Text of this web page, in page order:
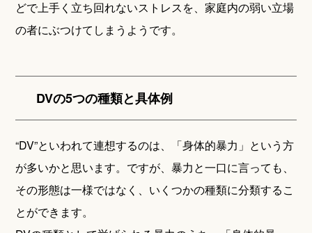
どで上手く立ち回れないストレスを、家庭内の弱い立場
の者にぶつけてしまうようです。
DVの5つの種類と具体例
“DV”といわれて連想するのは、「身体的暴力」という方
が多いかと思います。ですが、暴力と一口に言っても、
その形態は一様ではなく、いくつかの種類に分類するこ
とができます。